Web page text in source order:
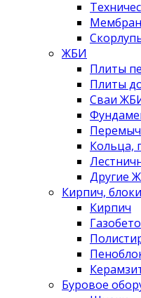
ЖБИ
Плиты
Плиты
Сваи
Кольца,
Другие
Кирпич,
Кирпич
Буровое